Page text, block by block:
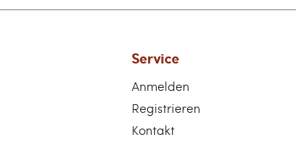
Service
Anmelden
Registrieren
Kontakt